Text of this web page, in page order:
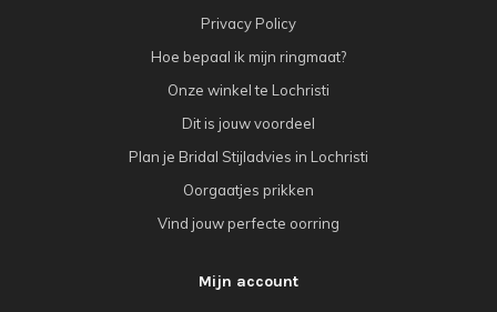
Privacy Policy
Hoe bepaal ik mijn ringmaat?
Onze winkel te Lochristi
Dit is jouw voordeel
Plan je Bridal Stijladvies in Lochristi
Oorgaatjes prikken
Vind jouw perfecte oorring
Mijn account